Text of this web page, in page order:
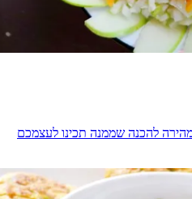
להכנה שממנה תכינו לעצמכם